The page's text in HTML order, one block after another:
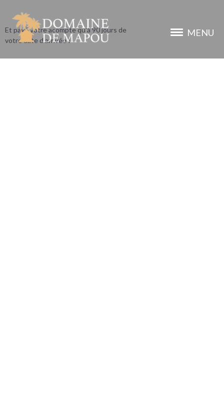
MENU
Réservez maintenant !
Et payé votre acompte qu'à 90 jours de
votre date d'arrivée !